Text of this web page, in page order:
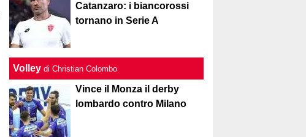
Catanzaro: i biancorossi
tornano in Serie A
Volley di Christian Colombo
Vince il Monza il derby
lombardo contro Milano